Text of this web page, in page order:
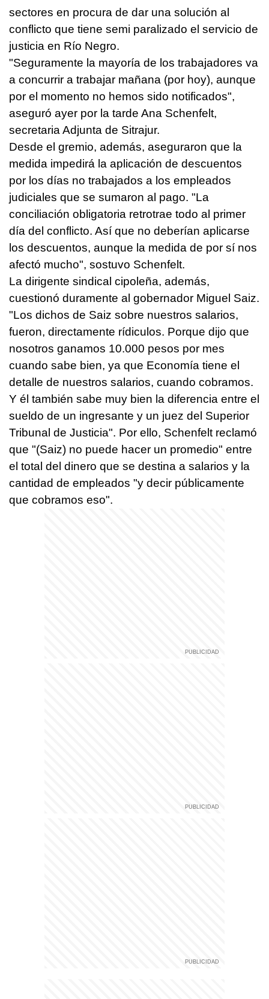
sectores en procura de dar una solución al
conflicto que tiene semi paralizado el servicio de
justicia en Río Negro.
"Seguramente la mayoría de los trabajadores va
a concurrir a trabajar mañana (por hoy), aunque
por el momento no hemos sido notificados",
aseguró ayer por la tarde Ana Schenfelt,
secretaria Adjunta de Sitrajur.
Desde el gremio, además, aseguraron que la
medida impedirá la aplicación de descuentos
por los días no trabajados a los empleados
judiciales que se sumaron al pago. "La
conciliación obligatoria retrotrae todo al primer
día del conflicto. Así que no deberían aplicarse
los descuentos, aunque la medida de por sí nos
afectó mucho", sostuvo Schenfelt.
La dirigente sindical cipoleña, además,
cuestionó duramente al gobernador Miguel Saiz.
"Los dichos de Saiz sobre nuestros salarios,
fueron, directamente rídiculos. Porque dijo que
nosotros ganamos 10.000 pesos por mes
cuando sabe bien, ya que Economía tiene el
detalle de nuestros salarios, cuando cobramos.
Y él también sabe muy bien la diferencia entre el
sueldo de un ingresante y un juez del Superior
Tribunal de Justicia". Por ello, Schenfelt reclamó
que "(Saiz) no puede hacer un promedio" entre
el total del dinero que se destina a salarios y la
cantidad de empleados "y decir públicamente
que cobramos eso".